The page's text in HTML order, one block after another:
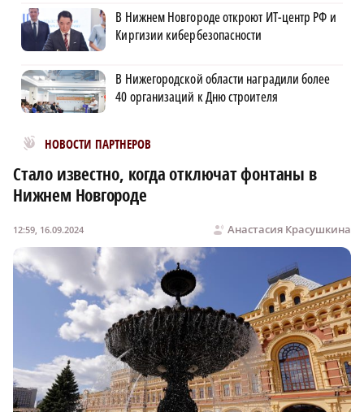
В Нижнем Новгороде откроют ИТ-центр РФ и
Киргизии кибербезопасности
В Нижегородской области наградили более
40 организаций к Дню строителя
НОВОСТИ ПАРТНЕРОВ
Новости МирТесен
Стало известно, когда отключат фонтаны в
Нижнем Новгороде
Анастасия Красушкина
12:59, 16.09.2024